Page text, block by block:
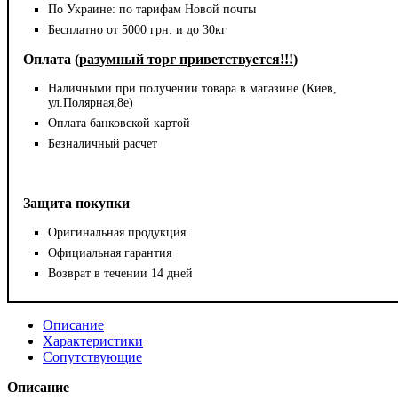
По Украине: по тарифам Новой почты
Бесплатно от 5000 грн. и до 30кг
Оплата (разумный торг приветствуется!!!)
Наличными при получении товара в магазине (Киев,
ул.Полярная,8е)
Оплата банковской картой
Безналичный расчет
Защита покупки
Оригинальная продукция
Официальная гарантия
Возврат в течении 14 дней
Описание
Характеристики
Сопутствующие
Описание